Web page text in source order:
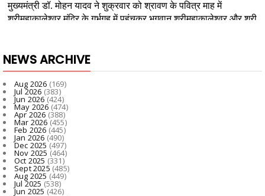
NEWS ARCHIVE
Aug 2026 (169)
Jul 2026 (383)
Jun 2026(424)
May 2026(474)
Apr 2026 (388)
Mar 2026(455)
Feb 2026 (445)
Jan 2026 (490)
Dec 2025(497)
Nov 2025 (464)
Oct 2025 (331)
Sept 2025 (485)
Aug 2025 (449)
Jul 2025 (538)
Jun 2025(426)